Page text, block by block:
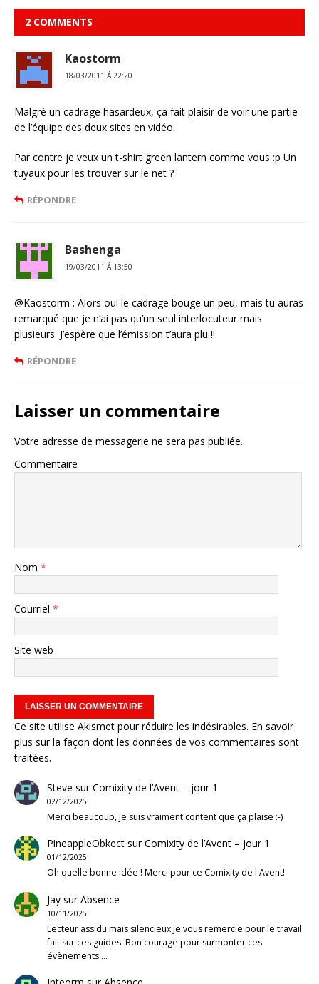
2 COMMENTS
Kaostorm
18/03/2011 Á 22:20
Malgré un cadrage hasardeux, ça fait plaisir de voir une partie
de l’équipe des deux sites en vidéo.
Par contre je veux un t-shirt green lantern comme vous :p Un
tuyaux pour les trouver sur le net ?
RÉPONDRE
Bashenga
19/03/2011 Á 13:50
@Kaostorm : Alors oui le cadrage bouge un peu, mais tu auras
remarqué que je n’ai pas qu’un seul interlocuteur mais
plusieurs. J’espère que l’émission t’aura plu !!
RÉPONDRE
Laisser un commentaire
Votre adresse de messagerie ne sera pas publiée.
Commentaire
Nom *
Courriel *
Site web
Ce site utilise Akismet pour réduire les indésirables. En savoir
plus sur la façon dont les données de vos commentaires sont
traitées.
Steve surComixity de l’Avent – jour 1
02/12/2025
Merci beaucoup, je suis vraiment content que ça plaise :-)
PineappleObkectsurComixity de l’Avent – jour 1
01/12/2025
Oh quelle bonne idée ! Merci pour ce Comixity de l'Avent!
JaysurAbsence
10/11/2025
Lecteur assidu mais silencieux je vous remercie pour le travail
fait sur ces guides. Bon courage pour surmonter ces
évènements.…